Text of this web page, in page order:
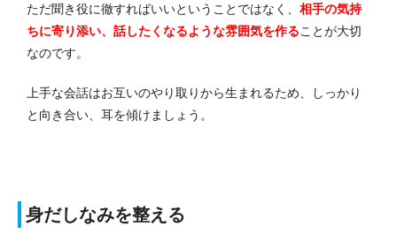
ただ聞き役に徹すればいいということではなく、 相手の気持
ちに寄り添い、話したくなるような雰囲気を作ることが大切
なのです。
上手な会話はお互いのやり取りから生まれるため、しっかり
と向き合い、耳を傾けましょう。
身だしなみを整える